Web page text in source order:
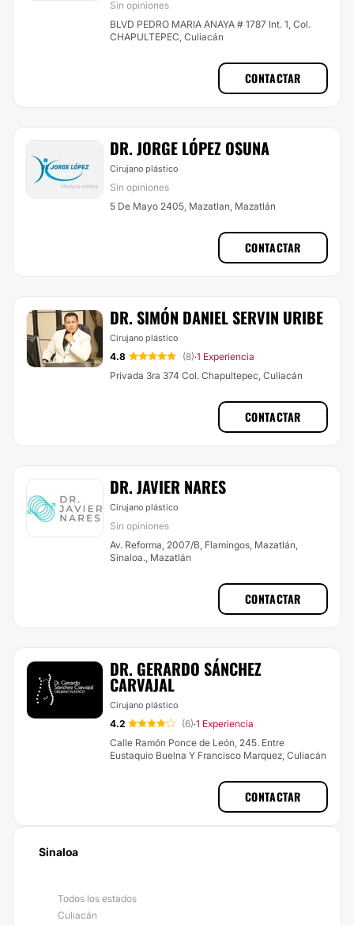
Sin opiniones
BLVD PEDRO MARIA ANAYA # 1787 Int. 1, Col.
CHAPULTEPEC, Culiacán
CONTACTAR
DR. JORGE LÓPEZ OSUNA
Cirujano plástico
Sin opiniones
5 De Mayo 2405, Mazatlan, Mazatlán
CONTACTAR
DR. SIMÓN DANIEL SERVIN URIBE
Cirujano plástico
4.8 (8)·1 Experiencia
Privada 3ra 374 Col. Chapultepec, Culiacán
CONTACTAR
DR. JAVIER NARES
Cirujano plástico
Sin opiniones
Av. Reforma, 2007/B, Flamingos, Mazatlán,
Sinaloa., Mazatlán
CONTACTAR
DR. GERARDO SÁNCHEZ
CARVAJAL
Cirujano plástico
4.2 (6)·1 Experiencia
Calle Ramón Ponce de León, 245. Entre
Eustaquio Buelna Y Francisco Marquez, Culiacán
CONTACTAR
Sinaloa
Todos los estados
Culiacán